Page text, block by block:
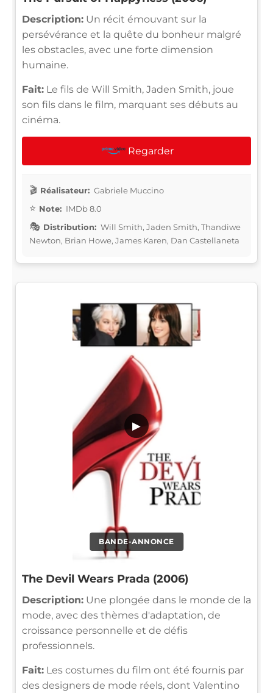
Description: Un récit émouvant sur la
persévérance et la quête du bonheur malgré
les obstacles, avec une forte dimension
humaine.
Fait: Le fils de Will Smith, Jaden Smith, joue
son fils dans le film, marquant ses débuts au
cinéma.
Regarder
Réalisateur: Gabriele Muccino
Note: IMDb 8.0
Distribution: Will Smith, Jaden Smith, Thandiwe
Newton, Brian Howe, James Karen, Dan Castellaneta
BANDE-ANNONCE
▶
The Devil Wears Prada (2006)
Description: Une plongée dans le monde de la
mode, avec des thèmes d'adaptation, de
croissance personnelle et de défis
professionnels.
Fait: Les costumes du film ont été fournis par
des designers de mode réels, dont Valentino